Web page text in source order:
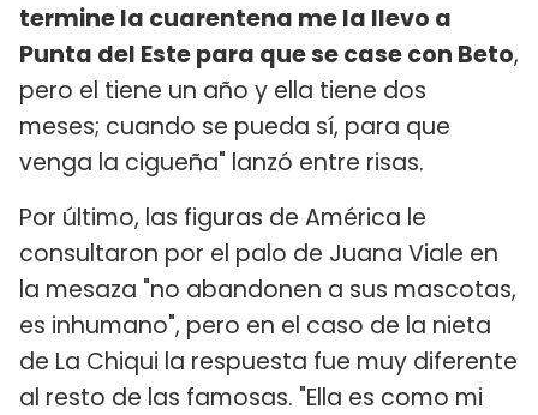
termine la cuarentena me la llevo a
Punta del Este para que se case con Beto,
pero el tiene un año y ella tiene dos
meses; cuando se pueda sí, para que
venga la cigueña" lanzó entre risas.
Por último, las figuras de América le
consultaron por el palo de Juana Viale en
la mesaza "no abandonen a sus mascotas,
es inhumano", pero en el caso de la nieta
de La Chiqui la respuesta fue muy diferente
al resto de las famosas. "Ella es como mi